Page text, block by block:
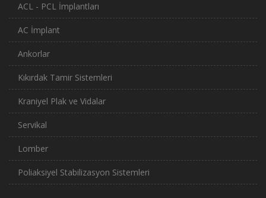
ACL - PCL İmplantları
AC İmplant
Ankorlar
Kıkırdak Tamir Sistemleri
Kraniyel Plak ve Vidalar
Servikal
Lomber
Poliaksiyel Stabilizasyon Sistemleri